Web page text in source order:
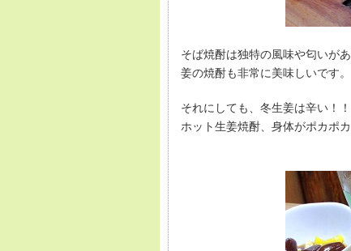
そば焼酎は独特の風味や匂いが
姜の焼酎も非常に美味しいです。
それにしても、冬生姜は辛い！！
ホット生姜焼酎、身体がポカポ